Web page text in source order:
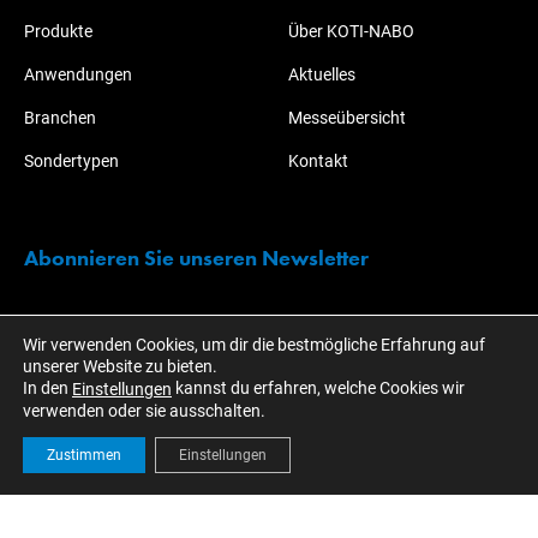
Produkte
Anwendungen
Branchen
Sondertypen
Über KOTI-NABO
Aktuelles
Messeübersicht
Kontakt
Abonnieren Sie unseren Newsletter
KOTI informiert!
Wir verwenden Cookies, um dir die bestmögliche Erfahrung auf
unserer Website zu bieten.
In den Einstellungen kannst du erfahren, welche Cookies wir
verwenden oder sie ausschalten.
Zustimmen Einstellungen